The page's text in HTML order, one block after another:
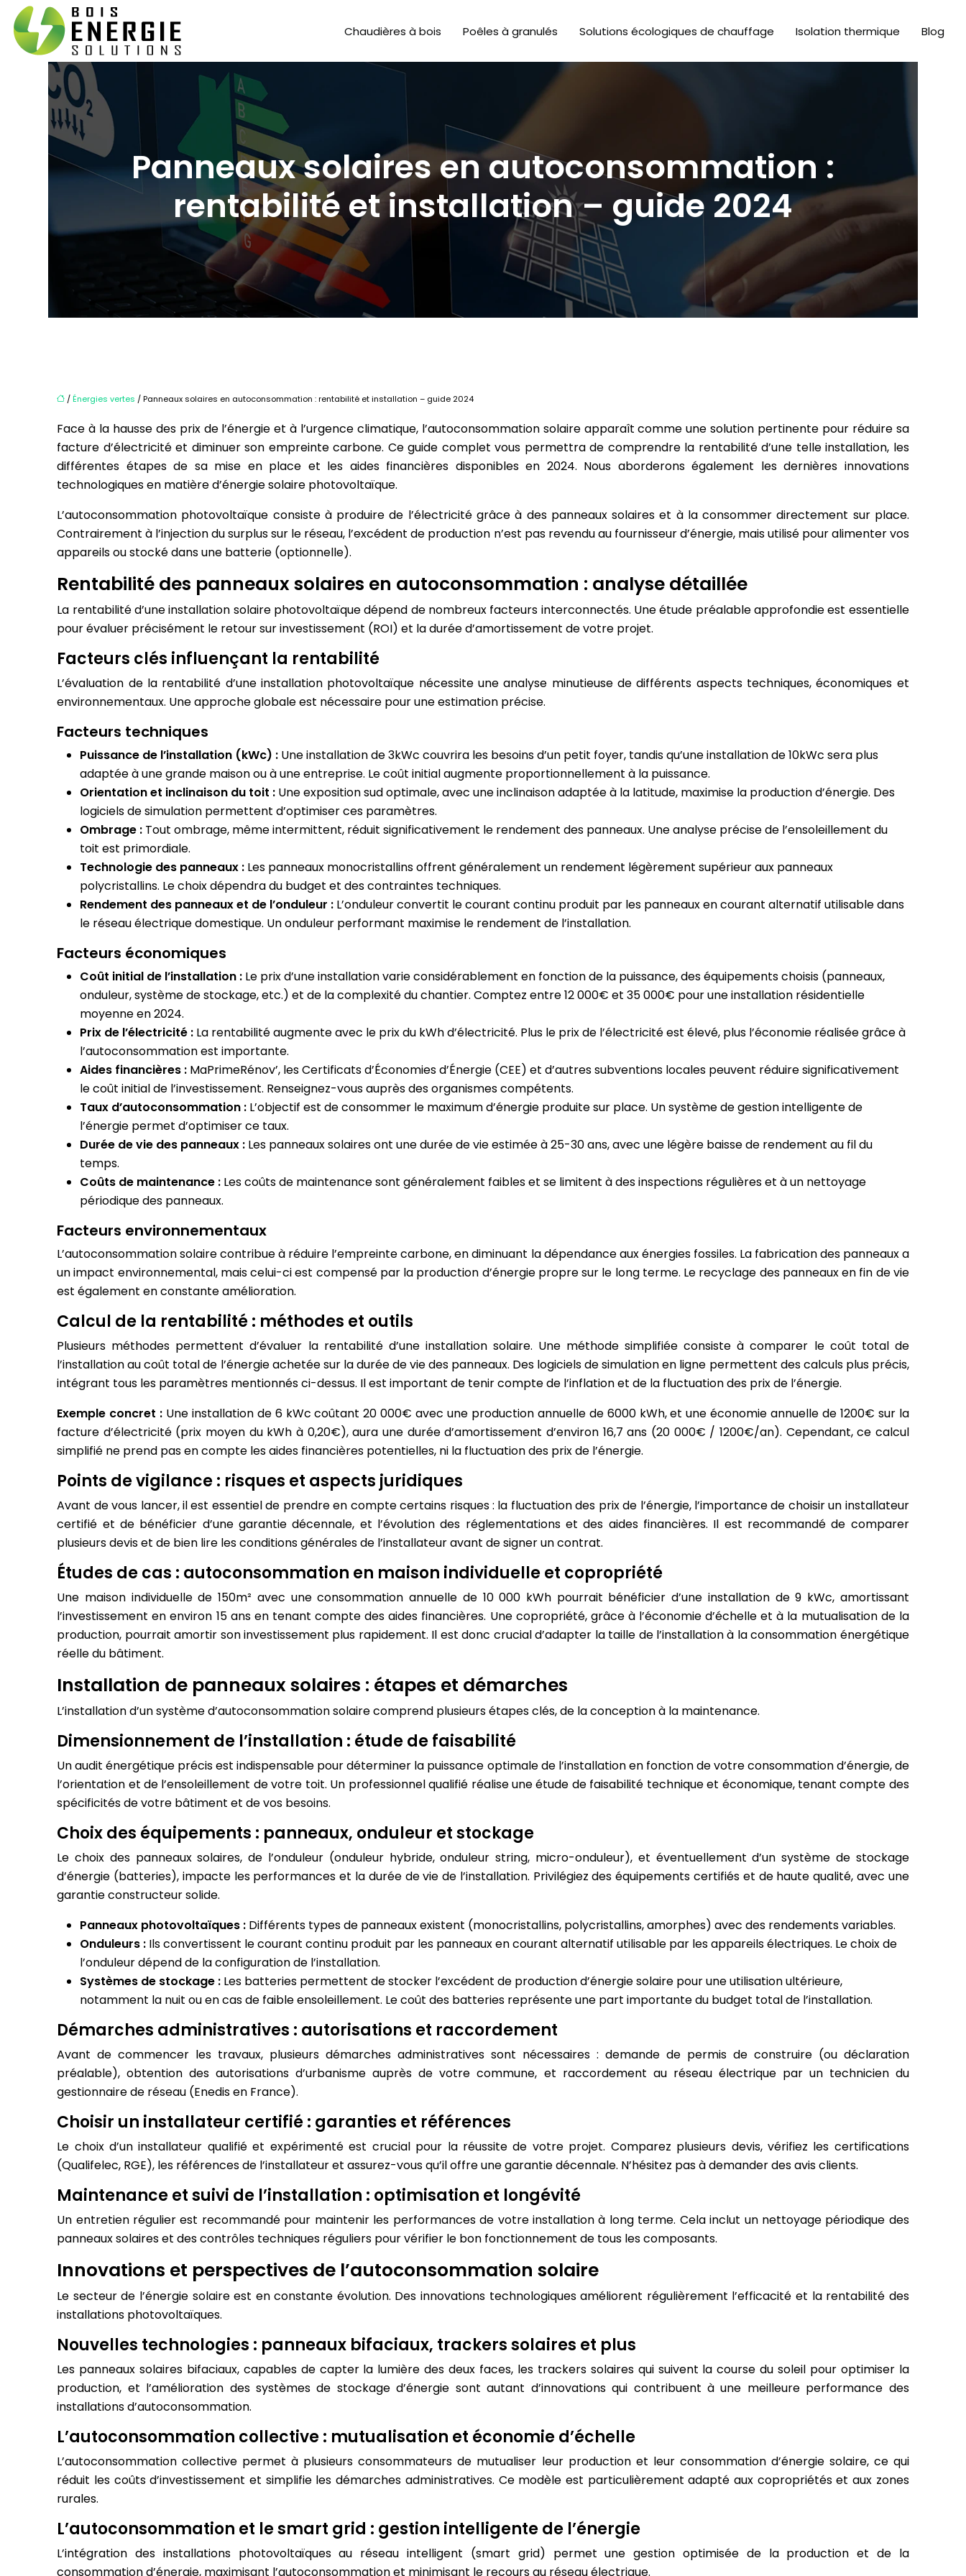
Chaudières à bois Poêles à granulés Solutions écologiques de chauffage Isolation thermique Blog
Panneaux solaires en autoconsommation :
rentabilité et installation – guide 2024
/Énergies vertes / Panneaux solaires en autoconsommation : rentabilité et installation – guide 2024
Face à la hausse des prix de l’énergie et à l’urgence climatique, l’autoconsommation solaire apparaît comme une solution pertinente pour réduire sa
facture d’électricité et diminuer son empreinte carbone. Ce guide complet vous permettra de comprendre la rentabilité d’une telle installation, les
différentes étapes de sa mise en place et les aides financières disponibles en 2024. Nous aborderons également les dernières innovations
technologiques en matière d’énergie solaire photovoltaïque.
L’autoconsommation photovoltaïque consiste à produire de l’électricité grâce à des panneaux solaires et à la consommer directement sur place.
Contrairement à l’injection du surplus sur le réseau, l’excédent de production n’est pas revendu au fournisseur d’énergie, mais utilisé pour alimenter vos
appareils ou stocké dans une batterie (optionnelle).
Rentabilité des panneaux solaires en autoconsommation : analyse détaillée
La rentabilité d’une installation solaire photovoltaïque dépend de nombreux facteurs interconnectés. Une étude préalable approfondie est essentielle
pour évaluer précisément le retour sur investissement (ROI) et la durée d’amortissement de votre projet.
Facteurs clés influençant la rentabilité
L’évaluation de la rentabilité d’une installation photovoltaïque nécessite une analyse minutieuse de différents aspects techniques, économiques et
environnementaux. Une approche globale est nécessaire pour une estimation précise.
Facteurs techniques
Puissance de l’installation (kWc) : Une installation de 3kWc couvrira les besoins d’un petit foyer, tandis qu’une installation de 10kWc sera plus
adaptée à une grande maison ou à une entreprise. Le coût initial augmente proportionnellement à la puissance.
Orientation et inclinaison du toit : Une exposition sud optimale, avec une inclinaison adaptée à la latitude, maximise la production d’énergie. Des
logiciels de simulation permettent d’optimiser ces paramètres.
Ombrage : Tout ombrage, même intermittent, réduit significativement le rendement des panneaux. Une analyse précise de l’ensoleillement du
toit est primordiale.
Technologie des panneaux : Les panneaux monocristallins offrent généralement un rendement légèrement supérieur aux panneaux
polycristallins. Le choix dépendra du budget et des contraintes techniques.
Rendement des panneaux et de l’onduleur : L’onduleur convertit le courant continu produit par les panneaux en courant alternatif utilisable dans
le réseau électrique domestique. Un onduleur performant maximise le rendement de l’installation.
Facteurs économiques
Coût initial de l’installation : Le prix d’une installation varie considérablement en fonction de la puissance, des équipements choisis (panneaux,
onduleur, système de stockage, etc.) et de la complexité du chantier. Comptez entre 12 000€ et 35 000€ pour une installation résidentielle
moyenne en 2024.
Prix de l’électricité : La rentabilité augmente avec le prix du kWh d’électricité. Plus le prix de l’électricité est élevé, plus l’économie réalisée grâce à
l’autoconsommation est importante.
Aides financières : MaPrimeRénov’, les Certificats d’Économies d’Énergie (CEE) et d’autres subventions locales peuvent réduire significativement
le coût initial de l’investissement. Renseignez-vous auprès des organismes compétents.
Taux d’autoconsommation : L’objectif est de consommer le maximum d’énergie produite sur place. Un système de gestion intelligente de
l’énergie permet d’optimiser ce taux.
Durée de vie des panneaux : Les panneaux solaires ont une durée de vie estimée à 25-30 ans, avec une légère baisse de rendement au fil du
temps.
Coûts de maintenance : Les coûts de maintenance sont généralement faibles et se limitent à des inspections régulières et à un nettoyage
périodique des panneaux.
Facteurs environnementaux
L’autoconsommation solaire contribue à réduire l’empreinte carbone, en diminuant la dépendance aux énergies fossiles. La fabrication des panneaux a
un impact environnemental, mais celui-ci est compensé par la production d’énergie propre sur le long terme. Le recyclage des panneaux en fin de vie
est également en constante amélioration.
Calcul de la rentabilité : méthodes et outils
Plusieurs méthodes permettent d’évaluer la rentabilité d’une installation solaire. Une méthode simplifiée consiste à comparer le coût total de
l’installation au coût total de l’énergie achetée sur la durée de vie des panneaux. Des logiciels de simulation en ligne permettent des calculs plus précis,
intégrant tous les paramètres mentionnés ci-dessus. Il est important de tenir compte de l’inflation et de la fluctuation des prix de l’énergie.
Exemple concret : Une installation de 6 kWc coûtant 20 000€ avec une production annuelle de 6000 kWh, et une économie annuelle de 1200€ sur la
facture d’électricité (prix moyen du kWh à 0,20€), aura une durée d’amortissement d’environ 16,7 ans (20 000€ / 1200€/an). Cependant, ce calcul
simplifié ne prend pas en compte les aides financières potentielles, ni la fluctuation des prix de l’énergie.
Points de vigilance : risques et aspects juridiques
Avant de vous lancer, il est essentiel de prendre en compte certains risques : la fluctuation des prix de l’énergie, l’importance de choisir un installateur
certifié et de bénéficier d’une garantie décennale, et l’évolution des réglementations et des aides financières. Il est recommandé de comparer
plusieurs devis et de bien lire les conditions générales de l’installateur avant de signer un contrat.
Études de cas : autoconsommation en maison individuelle et copropriété
Une maison individuelle de 150m² avec une consommation annuelle de 10 000 kWh pourrait bénéficier d’une installation de 9 kWc, amortissant
l’investissement en environ 15 ans en tenant compte des aides financières. Une copropriété, grâce à l’économie d’échelle et à la mutualisation de la
production, pourrait amortir son investissement plus rapidement. Il est donc crucial d’adapter la taille de l’installation à la consommation énergétique
réelle du bâtiment.
Installation de panneaux solaires : étapes et démarches
L’installation d’un système d’autoconsommation solaire comprend plusieurs étapes clés, de la conception à la maintenance.
Dimensionnement de l’installation : étude de faisabilité
Un audit énergétique précis est indispensable pour déterminer la puissance optimale de l’installation en fonction de votre consommation d’énergie, de
l’orientation et de l’ensoleillement de votre toit. Un professionnel qualifié réalise une étude de faisabilité technique et économique, tenant compte des
spécificités de votre bâtiment et de vos besoins.
Choix des équipements : panneaux, onduleur et stockage
Le choix des panneaux solaires, de l’onduleur (onduleur hybride, onduleur string, micro-onduleur), et éventuellement d’un système de stockage
d’énergie (batteries), impacte les performances et la durée de vie de l’installation. Privilégiez des équipements certifiés et de haute qualité, avec une
garantie constructeur solide.
Panneaux photovoltaïques : Différents types de panneaux existent (monocristallins, polycristallins, amorphes) avec des rendements variables.
Onduleurs : Ils convertissent le courant continu produit par les panneaux en courant alternatif utilisable par les appareils électriques. Le choix de
l’onduleur dépend de la configuration de l’installation.
Systèmes de stockage : Les batteries permettent de stocker l’excédent de production d’énergie solaire pour une utilisation ultérieure,
notamment la nuit ou en cas de faible ensoleillement. Le coût des batteries représente une part importante du budget total de l’installation.
Démarches administratives : autorisations et raccordement
Avant de commencer les travaux, plusieurs démarches administratives sont nécessaires : demande de permis de construire (ou déclaration
préalable), obtention des autorisations d’urbanisme auprès de votre commune, et raccordement au réseau électrique par un technicien du
gestionnaire de réseau (Enedis en France).
Choisir un installateur certifié : garanties et références
Le choix d’un installateur qualifié et expérimenté est crucial pour la réussite de votre projet. Comparez plusieurs devis, vérifiez les certifications
(Qualifelec, RGE), les références de l’installateur et assurez-vous qu’il offre une garantie décennale. N’hésitez pas à demander des avis clients.
Maintenance et suivi de l’installation : optimisation et longévité
Un entretien régulier est recommandé pour maintenir les performances de votre installation à long terme. Cela inclut un nettoyage périodique des
panneaux solaires et des contrôles techniques réguliers pour vérifier le bon fonctionnement de tous les composants.
Innovations et perspectives de l’autoconsommation solaire
Le secteur de l’énergie solaire est en constante évolution. Des innovations technologiques améliorent régulièrement l’efficacité et la rentabilité des
installations photovoltaïques.
Nouvelles technologies : panneaux bifaciaux, trackers solaires et plus
Les panneaux solaires bifaciaux, capables de capter la lumière des deux faces, les trackers solaires qui suivent la course du soleil pour optimiser la
production, et l’amélioration des systèmes de stockage d’énergie sont autant d’innovations qui contribuent à une meilleure performance des
installations d’autoconsommation.
L’autoconsommation collective : mutualisation et économie d’échelle
L’autoconsommation collective permet à plusieurs consommateurs de mutualiser leur production et leur consommation d’énergie solaire, ce qui
réduit les coûts d’investissement et simplifie les démarches administratives. Ce modèle est particulièrement adapté aux copropriétés et aux zones
rurales.
L’autoconsommation et le smart grid : gestion intelligente de l’énergie
L’intégration des installations photovoltaïques au réseau intelligent (smart grid) permet une gestion optimisée de la production et de la
consommation d’énergie, maximisant l’autoconsommation et minimisant le recours au réseau électrique.